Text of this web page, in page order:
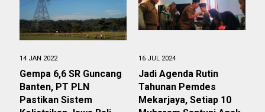
14 JAN 2022
Gempa 6,6 SR Guncang
Banten, PT PLN
Pastikan Sistem
16 JUL 2024
Jadi Agenda Rutin
Tahunan Pemdes
Mekarjaya, Setiap 10